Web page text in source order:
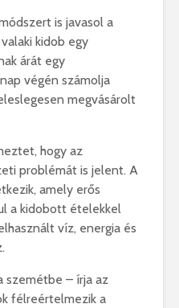
is javasol a
valaki kidob egy
árát egy
végén számolja
megvásárolt
hogy az
problémát is jelent. A
amely erős
a kidobott ételekkel
víz, energia és
szemétbe – írja az
félreértelmezik a